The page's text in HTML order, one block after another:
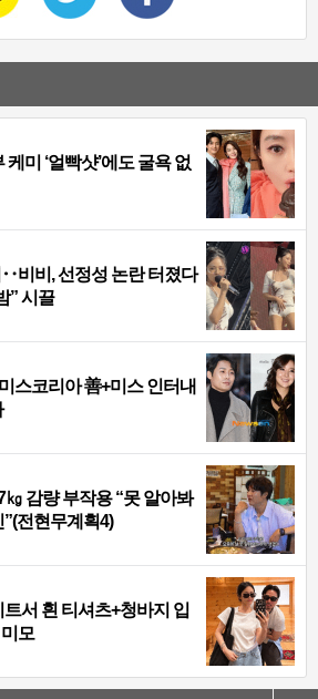
미 ‘얼빡샷’에도 굴욕 없
비비, 선정성 논란 터졌다
” 시끌
스코리아 善+미스 인터내
감량 부작용 “못 알아봐
전현무계획4)
서 흰 티셔츠+청바지 입
모